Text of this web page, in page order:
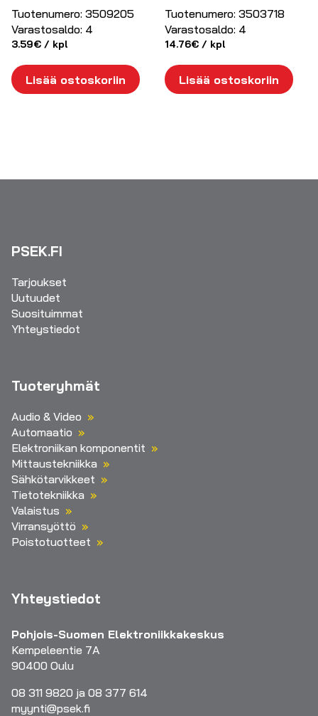
Tuotenumero: 3509205
Varastosaldo: 4
3.59€ / kpl
Lisää ostoskoriin
Tuotenumero: 3503718
Varastosaldo: 4
14.76€ / kpl
Lisää ostoskoriin
PSEK.FI
Tarjoukset
Uutuudet
Suosituimmat
Yhteystiedot
Tuoteryhmät
Audio & Video
Automaatio
Elektroniikan komponentit
Mittaustekniikka
Sähkötarvikkeet
Tietotekniikka
Valaistus
Virransyöttö
Poistotuotteet
Yhteystiedot
Pohjois-Suomen Elektroniikkakeskus
Kempeleentie 7A
90400 Oulu
08 311 9820 ja 08 377 614
myynti@psek.fi